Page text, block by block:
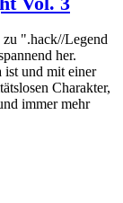
".hack//Legend
her.
ist und mit einer
Charakter,
immer mehr